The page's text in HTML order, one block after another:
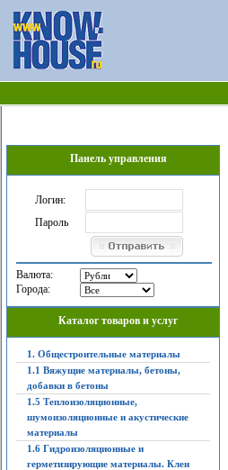
Панель управления
Логин:
Пароль
Валюта:
Города:
Каталог товаров и услуг
1. Общестроительные материалы
1.1 Вяжущие материалы, бетоны,
добавки в бетоны
1.5 Теплоизоляционные,
шумоизоляционные и акустические
материалы
1.6 Гидроизоляционные и
герметизирующие материалы. Клеи